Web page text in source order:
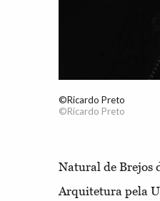
©Ricardo Preto
©Ricardo Preto
Natural de Brejos
Arquitetura pela